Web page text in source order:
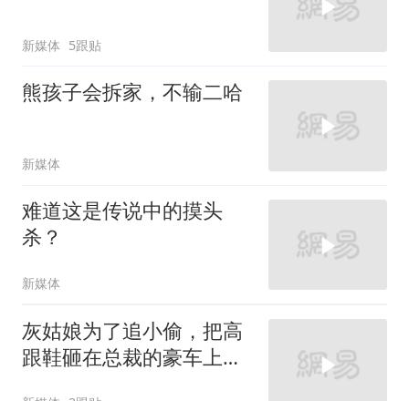
新媒体 5跟贴
熊孩子会拆家，不输二哈
新媒体
难道这是传说中的摸头
杀？
新媒体
灰姑娘为了追小偷，把高
跟鞋砸在总裁的豪车上，